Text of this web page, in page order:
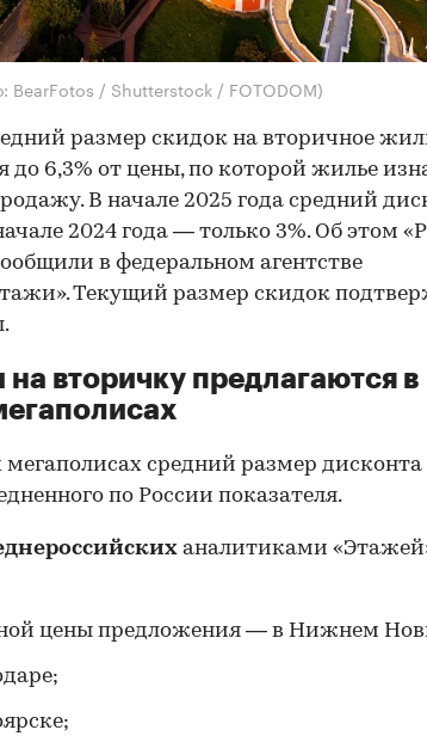
BearFotos / Shutterstock / FOTODOM)
размер скидок на вторичное
до 6,3% от цены, по которой жилье
В начале 2025 года средний
2024 года — только 3%. Об этом
в федеральном агентстве
Текущий размер скидок
на вторичку предлагаются в
мегаполисах средний размер дисконта
по России показателя.
аналитиками
цены предложения — в Нижнем